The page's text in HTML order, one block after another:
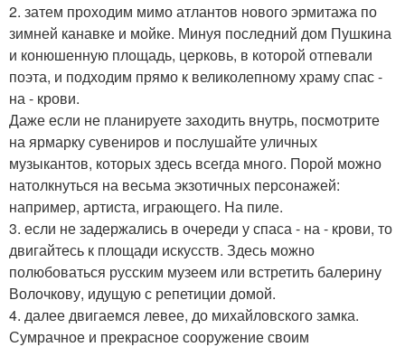
2. затем проходим мимо атлантов нового эрмитажа по
зимней канавке и мойке. Минуя последний дом Пушкина
и конюшенную площадь, церковь, в которой отпевали
поэта, и подходим прямо к великолепному храму спас -
на - крови.
Даже если не планируете заходить внутрь, посмотрите
на ярмарку сувениров и послушайте уличных
музыкантов, которых здесь всегда много. Порой можно
натолкнуться на весьма экзотичных персонажей:
например, артиста, играющего. На пиле.
3. если не задержались в очереди у спаса - на - крови, то
двигайтесь к площади искусств. Здесь можно
полюбоваться русским музеем или встретить балерину
Волочкову, идущую с репетиции домой.
4. далее двигаемся левее, до михайловского замка.
Сумрачное и прекрасное сооружение своим